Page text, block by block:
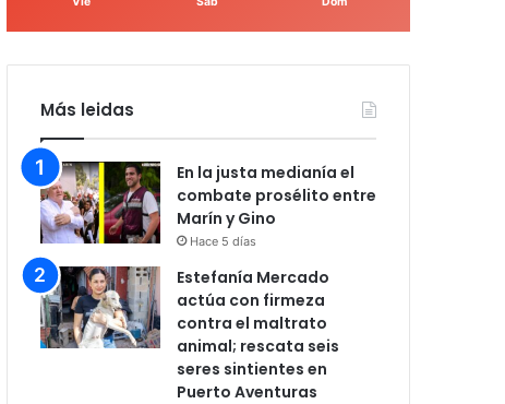
Más leidas
En la justa medianía el
combate prosélito entre
Marín y Gino
Hace 5 días
Estefanía Mercado
actúa con firmeza
contra el maltrato
animal; rescata seis
seres sintientes en
Puerto Aventuras